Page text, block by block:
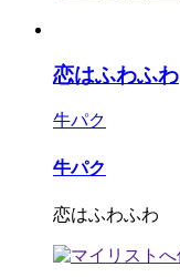
恋はふわふわ
牛パク
牛パク
恋はふわふわ